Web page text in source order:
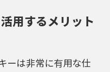
用するメリット
ーは非常に有用な仕